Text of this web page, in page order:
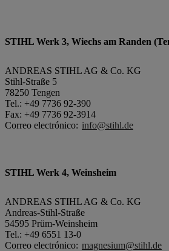
STIHL Werk 3, Wiechs am Randen
ANDREAS STIHL AG & Co. KG
Stihl-Straße 5
78250 Tengen
Tel.: +49 7736 92-390
Fax: +49 7736 92-3914
Correo electrónico: info@stihl.de
STIHL Werk 4, Weinsheim
ANDREAS STIHL AG & Co. KG
Andreas-Stihl-Straße
54595 Prüm-Weinsheim
Tel.: +49 6551 13-0
Correo electrónico: magnesium@stihl.de